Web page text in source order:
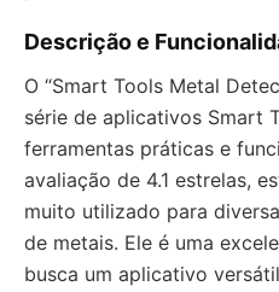
Descrição e
O “Smart Tools Metal
série de aplicativos Smart
ferramentas práticas e
avaliação de 4.1 estrelas,
muito utilizado para
de metais. Ele é uma
busca um aplicativo